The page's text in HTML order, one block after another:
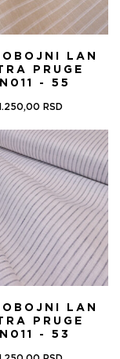
LAN
PRUGE
- 55
RSD
LAN
PRUGE
- 53